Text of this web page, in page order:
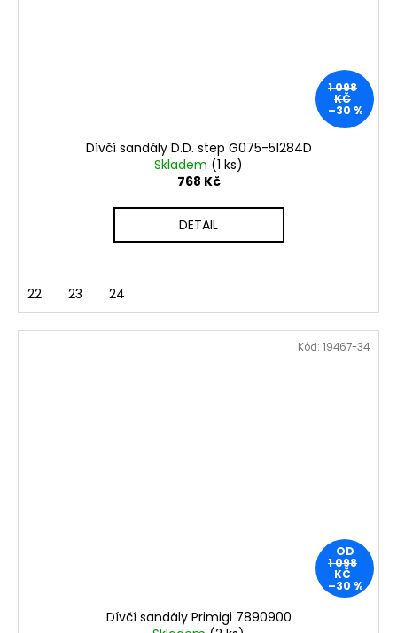
1 098
KČ
–30 %
Dívčí sandály D.D. step G075-51284D
Skladem (1 ks)
768 Kč
DETAIL
22 23 24
OD
1 098
KČ
–30 %
Dívčí sandály Primigi 7890900
Kód: 19467-34